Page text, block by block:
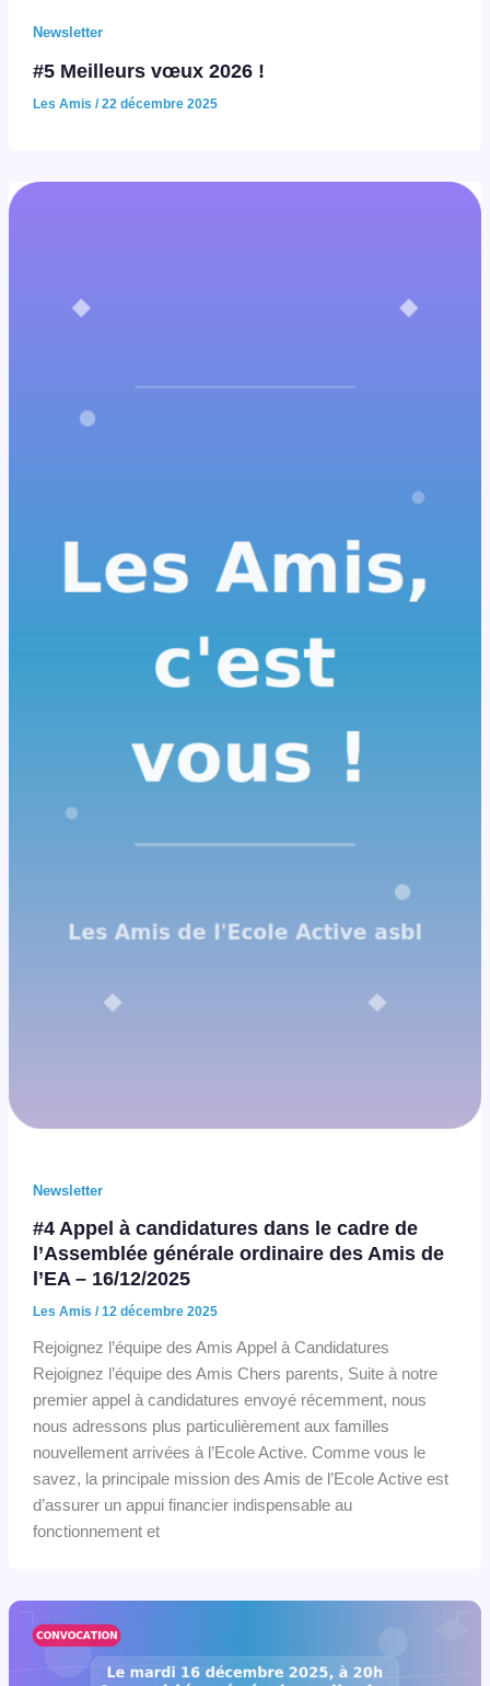
Newsletter
#5 Meilleurs vœux 2026 !
Les Amis /22 décembre 2025
Newsletter
#4 Appel à candidatures dans le cadre de
l’Assemblée générale ordinaire des Amis de
l’EA – 16/12/2025
Les Amis /12 décembre 2025
Rejoignez l’équipe des Amis Appel à Candidatures
Rejoignez l’équipe des Amis Chers parents, Suite à notre
premier appel à candidatures envoyé récemment, nous
nous adressons plus particulièrement aux familles
nouvellement arrivées à l’Ecole Active. Comme vous le
savez, la principale mission des Amis de l’Ecole Active est
d’assurer un appui financier indispensable au
fonctionnement et